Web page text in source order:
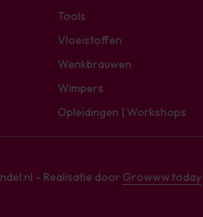
Tools
Vloeistoffen
Wenkbrauwen
Wimpers
Opleidingen | Workshops
- Realisatie door Growww.today